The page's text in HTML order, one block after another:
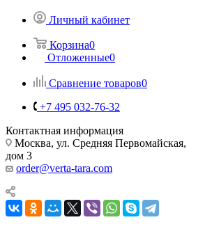
Личный кабинет
Корзина0
Отложенные0
Сравнение товаров0
+7 495 032-76-32
Контактная информация
Москва, ул. Средняя Первомайская,
дом 3
order@verta-tara.com